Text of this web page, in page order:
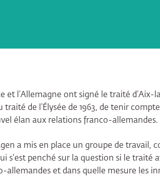
et l’Allemagne ont signé le traité d’Aix-
de l’Élysée de 1963, de tenir
élan aux relations franco-allemandes.
a mis en place un groupe de travail,
s'est penché sur la question si le traité
allemandes et dans quelle mesure les